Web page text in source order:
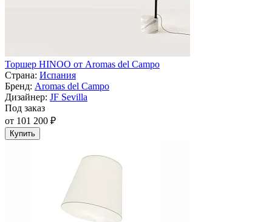
Торшер HINOO от Aromas del Campo
Страна: Испания
Бренд: Aromas del Campo
Дизайнер: JF Sevilla
Под заказ
от 101 200 ₽
Купить